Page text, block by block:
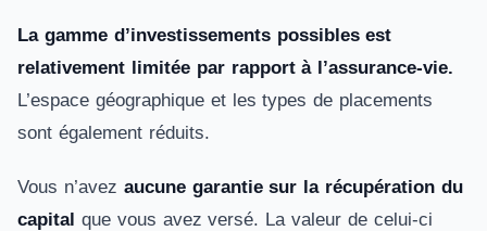
La gamme d’investissements possibles est
relativement limitée par rapport à l’assurance-vie.
L’espace géographique et les types de placements
sont également réduits.
Vous n’avez aucune garantie sur la récupération du
capital que vous avez versé. La valeur de celui-ci